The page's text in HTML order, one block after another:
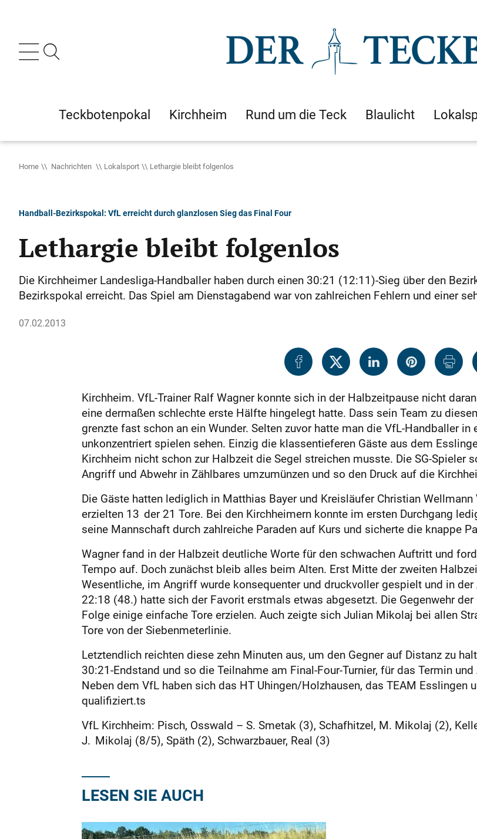
Teckbotenpokal Kirchheim Rund um die Teck Blaulicht
Home Nachrichten Lokalsport Lethargie bleibt folgenlos
Handball-Bezirkspokal: VfL erreicht durch glanzlosen Sieg das Final Four
Lethargie bleibt folgenlos
Die Kirchheimer Landesliga-Handballer haben durch einen 30:21 (12:11)-Sieg über den
Bezirkspokal erreicht. Das Spiel am Dienstagabend war von zahlreichen Fehlern und einer
07.02.2013
Kirchheim. VfL-Trainer Ralf Wagner konnte sich in der Halbzeitpause nicht
eine dermaßen schlechte erste Hälfte hingelegt hatte. Dass sein Team zu
grenzte fast schon an ein Wunder. Selten zuvor hatte man die VfL-Handballer
unkonzentriert spielen sehen. Einzig die klassentieferen Gäste aus dem
Kirchheim nicht schon zur Halbzeit die Segel streichen musste. Die SG-Spieler
Angriff und Abwehr in Zählbares umzumünzen und so den Druck auf die
Die Gäste hatten lediglich in Matthias Bayer und Kreisläufer Christian
erzielten 13 der 21 Tore. Bei den Kirchheimern konnte im ersten Durchgang
seine Mannschaft durch zahlreiche Paraden auf Kurs und sicherte die knappe
Wagner fand in der Halbzeit deutliche Worte für den schwachen Auftritt und
Tempo auf. Doch zunächst bleib alles beim Alten. Erst Mitte der zweiten
Wesentliche, im Angriff wurde konsequenter und druckvoller gespielt und in
22:18 (48.) hatte sich der Favorit erstmals etwas abgesetzt. Die Gegenwehr
Folge einige einfache Tore erzielen. Auch zeigte sich Julian Mikolaj bei allen
Tore von der Siebenmeterlinie.
Letztendlich reichten diese zehn Minuten aus, um den Gegner auf Distanz zu
30:21-Endstand und so die Teilnahme am Final-Four-Turnier, für das Termin
Neben dem VfL haben sich das HT Uhingen/Holzhausen, das TEAM Esslingen
qualifiziert.ts
VfL Kirchheim: Pisch, Osswald – S. Smetak (3), Schafhitzel, M. Mikolaj (2),
J. Mikolaj (8/5), Späth (2), Schwarzbauer, Real (3)
LESEN SIE AUCH